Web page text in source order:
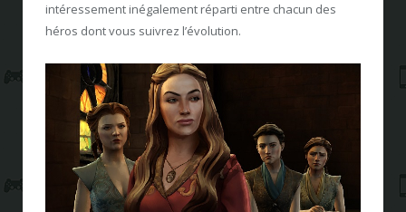
intéressement inégalement réparti entre chacun des
héros dont vous suivrez l’évolution.